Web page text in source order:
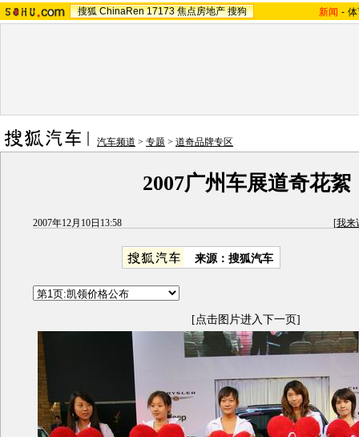
搜狐 ChinaRen 17173 焦点房地产 搜狗 新闻 -
汽车频道 > 专题 > 道奇品牌专区
2007广州车展道奇花絮
2007年12月10日13:58 [我来
来源：搜狐汽车
[点击图片进入下一页]